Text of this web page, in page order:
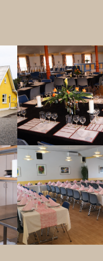
Show larger version
Show larger version